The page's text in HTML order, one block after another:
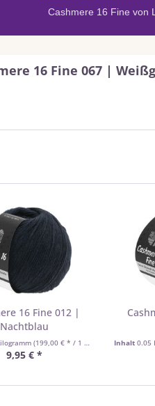
Cashmere 16 Fine von
16 Fine 067 |
16 Fine 012 |
Nachtblau
(199,00 € * / 1 Kilogramm)
9,95 € *
Inhalt0.05